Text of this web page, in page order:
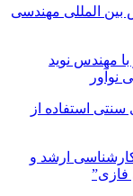
المللی مهندسی
مهندس نوید
نوآور
سنتی استفاده از
کارشناسی­ ارشد و
فازی”